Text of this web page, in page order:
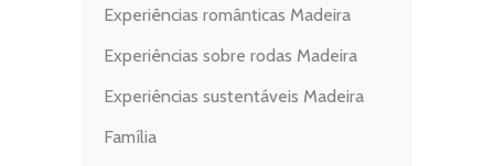
Experiências românticas Madeira
Experiências sobre rodas Madeira
Experiências sustentáveis Madeira
Família